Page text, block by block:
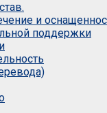
и
поддержки